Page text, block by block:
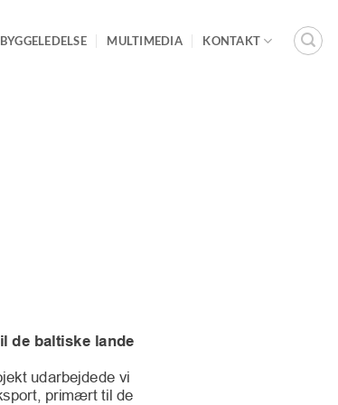
BYGGELEDELSE MULTIMEDIA KONTAKT